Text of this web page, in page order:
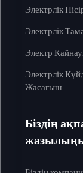
Электрлік
Электрлік
Электр
Электрлік
Жасағыш
Біздің